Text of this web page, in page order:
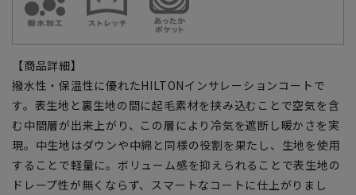
【商品詳細】
撥水性・保温性に優れたHILTONインサレーションコートで
す。表生地と裏生地の間に起毛素材を挟み込むことで空気を含
む中間層が出来上がり、この層により冷気を遮断し暖かさを実
現。中生地はダウンや中綿と同様の役割を果たし、生地を使用
することで軽量に。ボリューム感を抑えられることで表生地の
ドレープ性が無くならず、スマートなコートに仕上がりまし